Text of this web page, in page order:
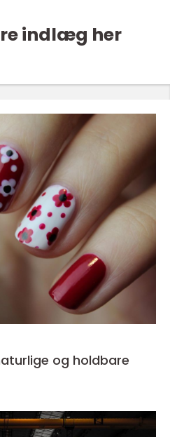
indlæg her